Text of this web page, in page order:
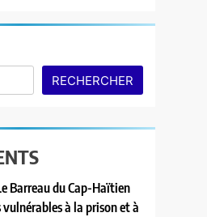
RECHERCHER
Barreau du Cap-Haïtien
vulnérables à la prison et à